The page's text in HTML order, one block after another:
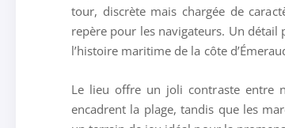
tour, discrète mais chargée de
repère pour les navigateurs. Un
l’histoire maritime de la côte
Le lieu offre un joli contraste entre
encadrent la plage, tandis que les